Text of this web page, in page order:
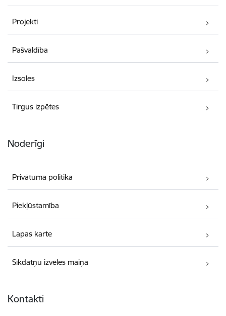
Projekti
Pašvaldība
Izsoles
Tirgus izpētes
Noderīgi
Privātuma politika
Piekļūstamība
Lapas karte
Sīkdatņu izvēles maiņa
Kontakti